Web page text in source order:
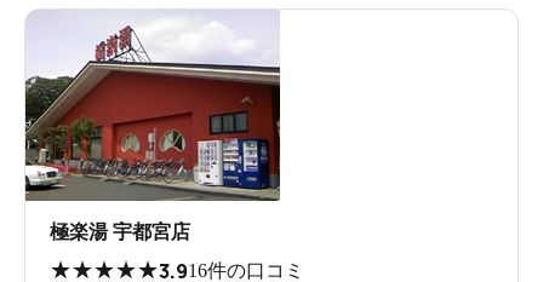
極楽湯 宇都宮店
★★★★★3.916件の口コミ